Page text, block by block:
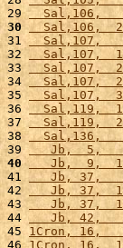
29
Sal,106,
30
Sal,106,
31
Sal,107,
32
Sal,107,
33
Sal,107,
34
Sal,107,
35
Sal,107,
36
Sal,119,
37
Sal,119,
38
Sal,136,
39
Jb,  5,
40
Jb,  9,
41
Jb, 37,
42
Jb, 37,
43
Jb, 37,
44
Jb, 42,
45 1Cron, 16,
46 1Cron, 16,